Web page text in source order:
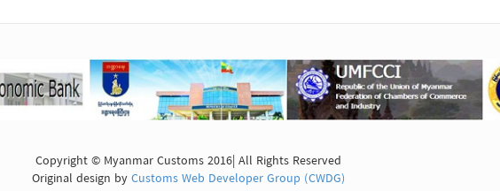
Copyright © Myanmar Customs 2016| All Rights Reserved
Original design byCustoms Web Developer Group (CWDG)